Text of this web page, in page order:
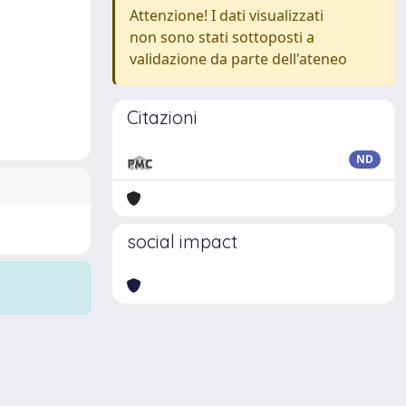
Attenzione! I dati visualizzati
non sono stati sottoposti a
validazione da parte dell'ateneo
Citazioni
ND
social impact